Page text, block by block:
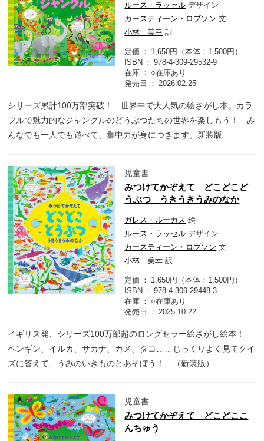
ルース・ラッセル デザイン
カースティーン・ロブソン 文
小林 美幸 訳
定価
1,650円（本体：1,500円）
ISBN
978-4-309-29532-9
在庫
○在庫あり
発売日
2026.02.25
シリーズ累計100万部突破！ 世界中で大人気の絵さがし本。カラ
フルで魅力的なジャングルのどうぶつたちの世界を楽しもう！ み
んなでも一人でも遊べて、集中力が身につきます。新装版
児童書
みつけてかぞえて どこどこど
うぶつ うきうきうみのなか
ガレス・ルーカス 絵
ルース・ラッセル デザイン
カースティーン・ロブソン 文
小林 美幸 訳
定価
1,650円（本体：1,500円）
ISBN
978-4-309-29448-3
在庫
○在庫あり
発売日
2025.10.22
イギリス発、シリーズ100万部超のロングセラー絵さがし絵本！
ペンギン、イルカ、サカナ、カメ、タコ……じっくりよく見てクイ
ズに答えて、うみのいきものとあそぼう！ （新装版）
児童書
みつけてかぞえて どこどここ
んちゅう